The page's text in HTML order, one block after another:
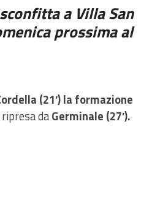
a Villa San
prossima al
(21′) la formazione
daGerminale (27′).